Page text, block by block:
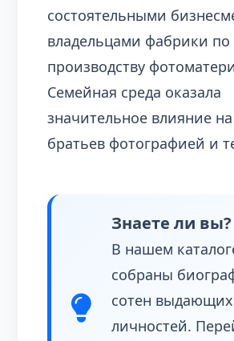
состоятельными
владельцами фабрики по
производству
Семейная среда оказала
значительное влияние
братьев фотографией и
Знаете ли вы?
В нашем
собраны
сотен
личностей.